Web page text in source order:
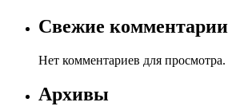
Свежие комментарии
Нет комментариев для просмотра.
Архивы